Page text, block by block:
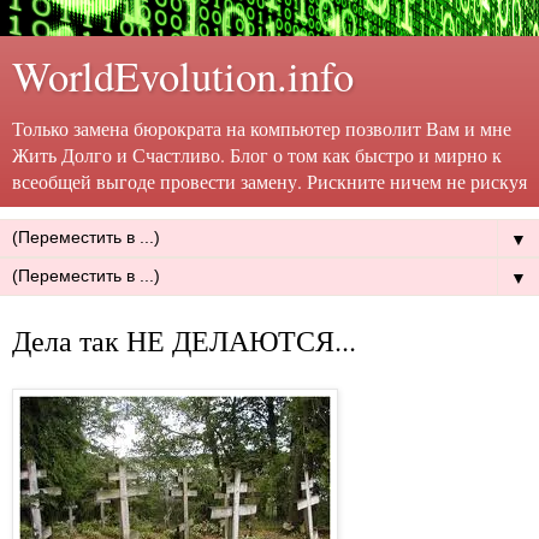
WorldEvolution.info
Только замена бюрократа на компьютер позволит Вам и мне
Жить Долго и Счастливо. Блог о том как быстро и мирно к
всеобщей выгоде провести замену. Рискните ничем не рискуя
▼
▼
Дела так НЕ ДЕЛАЮТСЯ...